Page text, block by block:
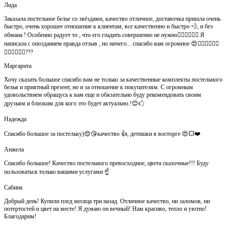
Лида
Заказала постельное белье со звёздами, качество отличное, доставочка пришла очень
быстро, очень хорошее отношение к клиентам, все качественно и быстро 💨, и без
обмана ! Особенно радует то , что его гладить совершенно не нужно👍🏻👍🏻🙈😄 Я
написала с опозданием правда отзыв , но ничего... спасибо вам огромное 😍👍🏻👍🏻👏🏻
👌🏻👌🏻👌🏻???
Маргарита
Хочу сказать большое спасибо вам не только за качественные комплекты постельного
белья и приятный презент, но и за отношение к покупателям. С огромным
удовольствием обращусь к вам еще и обязательно буду рекомендовать своим
друзьям и близким для кого это будет актуально.!😊🖒
Надежда
Спасибо большое за постельку)😍😘качество 👍, детишки в восторге 😍💥❤️
Анжела
Спасибо большое! Качество постельного превосходное, цвета сказочные!!! Буду
пользоваться только вашими услугами ☝️
Сабина
Добрый день! Купили плед месяца три назад. Отличное качество, ни заломов, ни
потертостей и цвет на месте! Я думаю он вечный! Нам красиво, тепло и уютно!
Благодарим!